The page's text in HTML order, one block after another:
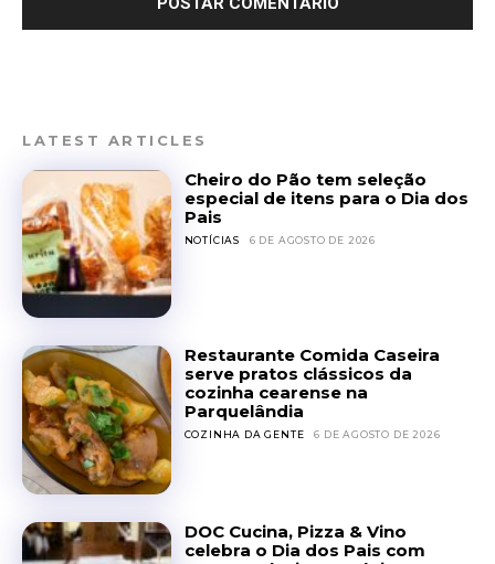
LATEST ARTICLES
Cheiro do Pão tem seleção
especial de itens para o Dia dos
Pais
NOTÍCIAS 6 DE AGOSTO DE 2026
Restaurante Comida Caseira
serve pratos clássicos da
cozinha cearense na
Parquelândia
COZINHA DA GENTE 6 DE AGOSTO DE 2026
DOC Cucina, Pizza & Vino
celebra o Dia dos Pais com